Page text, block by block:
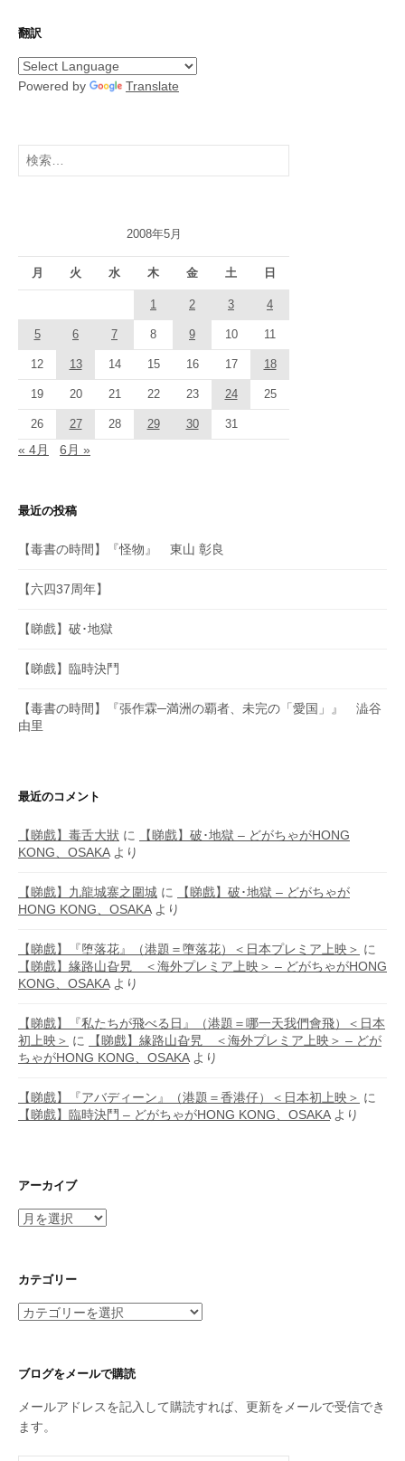
翻訳
Powered by Translate
検
索:
2008年5月
月 火 水 木 金 土 日
1 2 3 4
5 6 7 8 9 10 11
12 13 14 15 16 17 18
19 20 21 22 23 24 25
26 27 28 29 30 31
« 4月 6月 »
最近の投稿
【毒書の時間】『怪物』 東山 彰良
【六四37周年】
【睇戲】破･地獄
【睇戲】臨時決鬥
【毒書の時間】『張作霖─満洲の覇者、未完の「愛国」』 澁谷
由里
最近のコメント
【睇戲】毒舌大狀 に
【睇戲】破･地獄 – どがちゃがHONG
KONG、OSAKAより
【睇戲】九龍城寨之圍城 に
【睇戲】破･地獄 – どがちゃが
HONG KONG、OSAKAより
【睇戲】『堕落花』（港題＝墮落花）＜日本プレミア上映＞ に
【睇戲】緣路山旮旯 ＜海外プレミア上映＞ – どがちゃがHONG
KONG、OSAKAより
【睇戲】『私たちが飛べる日』（港題＝哪一天我們會飛）＜日本
初上映＞ に
【睇戲】緣路山旮旯 ＜海外プレミア上映＞ – どが
ちゃがHONG KONG、OSAKAより
【睇戲】『アバディーン』（港題＝香港仔）＜日本初上映＞ に
【睇戲】臨時決鬥 – どがちゃがHONG KONG、OSAKAより
アーカイブ
ア
イ
カテゴリー
カ
リ
ブログをメールで購読
メールアドレスを記入して購読すれば、更新をメールで受信でき
ます。